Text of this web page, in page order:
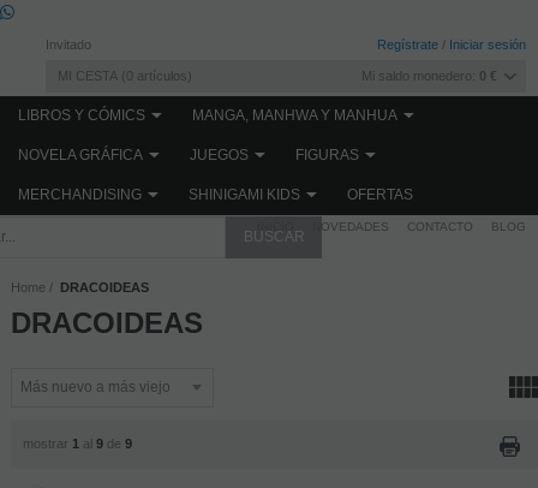
Invitado Regístrate / Iniciar sesión
MI CESTA 0 artículos Mi saldo monedero: 0 €
NOVEDADES CONTACTO BLOG
LIBROS Y CÓMICS MANGA, MANHWA Y MANHUA
NOVELA GRÁFICA JUEGOS FIGURAS
MERCHANDISING SHINIGAMI KIDS OFERTAS
Home DRACOIDEAS
DRACOIDEAS
mostrar 1 al 9de 9